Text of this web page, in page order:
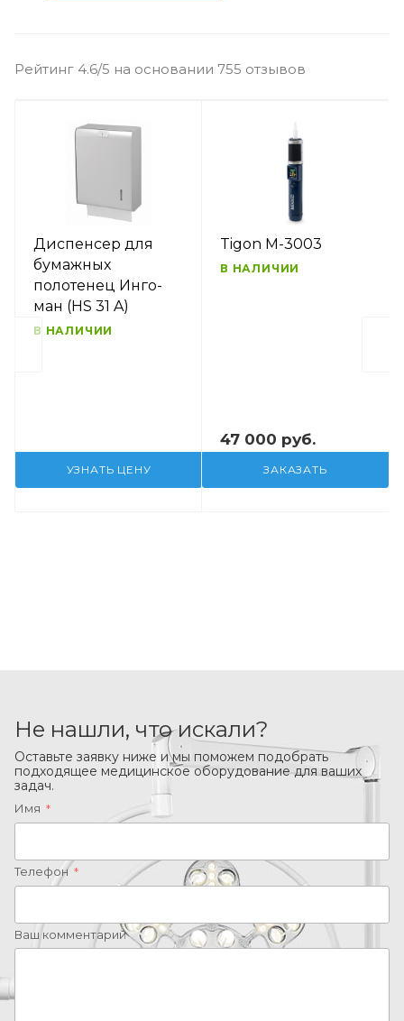
Рейтинг 4.6/5 на основании 755 отзывов
Диспенсер для
бумажных
полотенец Инго-
ман (HS 31 A)
В НАЛИЧИИ
УЗНАТЬ ЦЕНУ
Tigon M-3003
В НАЛИЧИИ
47 000 руб.
ЗАКАЗАТЬ
Не нашли, что искали?
Оставьте заявку ниже и мы поможем подобрать
подходящее медицинское оборудование для ваших
задач.
Имя *
Телефон *
Ваш комментарий